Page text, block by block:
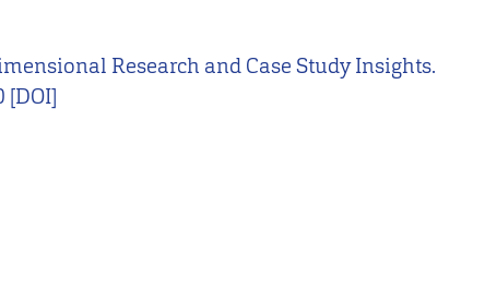
Research and Case Study Insights.
[DOI]